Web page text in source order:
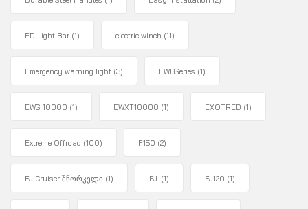
ED Light Bar (1) electric winch (11)
Emergency warning light (3) EWBSeries (1)
EWS 10000 (1) EWXT10000 (1) EXOTRED (1)
Extreme Offroad (100) F150 (2)
FJ Cruiser შნორკელი (1) FJ. (1) FJ120 (1)